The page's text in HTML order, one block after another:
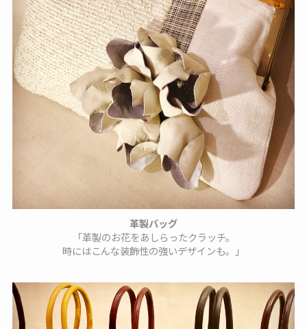
革製バッグ
「革製のお花をあしらったクラッチ。
時にはこんな装飾性の強いデザインも。」